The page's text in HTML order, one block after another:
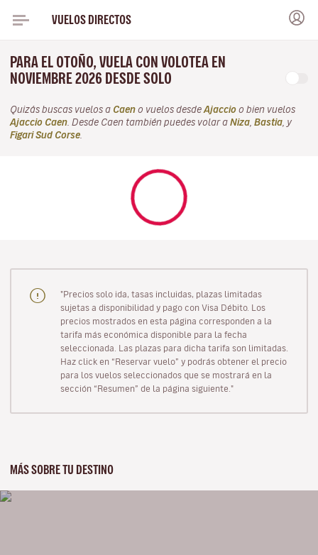
VUELOS DIRECTOS
PARA EL OTOÑO, VUELA CON VOLOTEA EN
NOVIEMBRE 2026 DESDE SOLO
Quizás buscas vuelos a Caen o vuelos desde Ajaccio o bien vuelos
Ajaccio Caen . Desde Caen también puedes volar a Niza Bastia , y
Figari Sud Corse
"Precios solo ida, tasas incluidas, plazas limitadas
sujetas a disponibilidad y pago con Visa Débito. Los
precios mostrados en esta página corresponden a la
tarifa más económica disponible para la fecha
seleccionada. Las plazas para dicha tarifa son limitadas.
Haz click en “Reservar vuelo” y podrás obtener el precio
para los vuelos seleccionados que se mostrará en la
sección “Resumen” de la página siguiente."
MÁS SOBRE TU DESTINO